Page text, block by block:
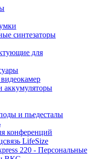
синтезаторы
для
аккумуляторы
и пьедесталы
конференций
LifeSize
220 - Персональные